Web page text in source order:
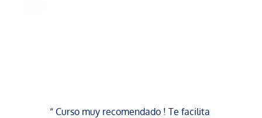
“ Curso muy recomendado ! Te facilita